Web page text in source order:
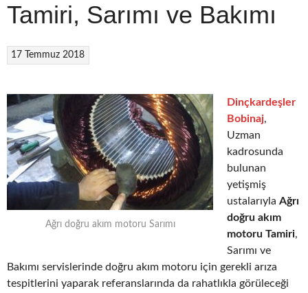
Tamiri, Sarımı ve Bakımı
17 Temmuz 2018
Ağrı doğru akım motoru Sarımı
Dinçkardeşler
Bobinaj,
Uzman
kadrosunda
bulunan
yetişmiş
ustalarıyla Ağrı
doğru akım
motoru Tamiri,
Sarımı ve
Bakımı servislerinde doğru akım motoru için gerekli arıza
tespitlerini yaparak referanslarında da rahatlıkla görüleceği